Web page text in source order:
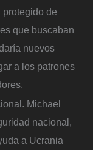
de
que buscaban
nuevos
a los patrones
Michael
nacional,
a Ucrania